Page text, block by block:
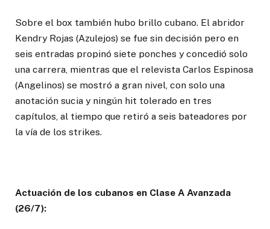
Sobre el box también hubo brillo cubano. El abridor
Kendry Rojas (Azulejos) se fue sin decisión pero en
seis entradas propinó siete ponches y concedió solo
una carrera, mientras que el relevista Carlos Espinosa
(Angelinos) se mostró a gran nivel, con solo una
anotación sucia y ningún hit tolerado en tres
capítulos, al tiempo que retiró a seis bateadores por
la vía de los strikes.
Actuación de los cubanos en Clase A Avanzada
(26/7):